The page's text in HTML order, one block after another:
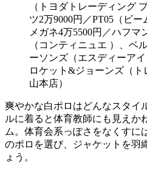
（トヨダトレーディング
ツ2万9000円／PT05（ビー
メガネ4万5500円／ハフマ
（コンティニュエ ）、ベ
ーソンズ（エスディーア
ロケット&ジョーンズ（
山本店）
爽やかな白ポロはどんなスタイ
ルに着ると体育教師にも見えか
ム。体育会系っぽさをなくすに
のポロを選び、ジャケットを羽
ょう。